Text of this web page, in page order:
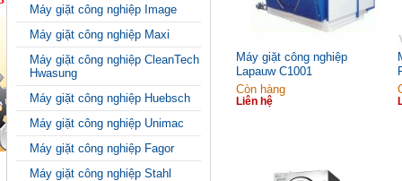
Máy giặt công nghiệp Image
Máy giặt công nghiệp Maxi
Máy giặt công nghiệp CleanTech
Hwasung
Máy giặt công nghiệp Huebsch
Máy giặt công nghiệp Unimac
Máy giặt công nghiệp Fagor
Máy giặt công nghiệp Stahl
Máy giặt công nghiệp
Lapauw C1001
Còn hàng
Liên hệ